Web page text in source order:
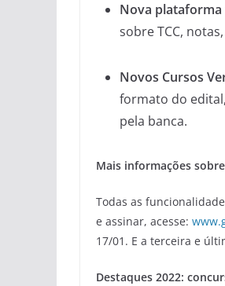
Nova plataforma
sobre TCC,
Novos Cursos
formato do
pela banca.
Mais informações
Todas as
e assinar, acesse:
17/01. E a terceira e
Destaques 2022: